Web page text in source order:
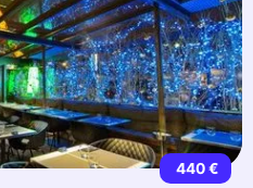
440 €